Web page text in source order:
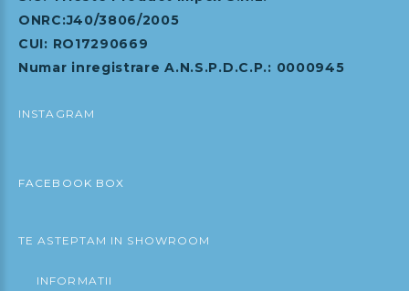
ONRC:J40/3806/2005
CUI: RO17290669
Numar inregistrare A.N.S.P.D.C.P.: 0000945
INSTAGRAM
FACEBOOK BOX
TE ASTEPTAM IN SHOWROOM
INFORMATII